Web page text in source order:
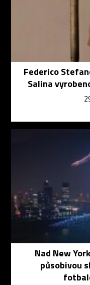
Federico
Salina
Nad New
působivou